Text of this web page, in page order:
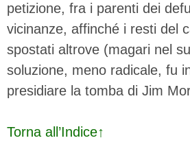
petizione, fra i parenti dei
vicinanze, affinché i resti del
spostati altrove (magari nel
soluzione, meno radicale, fu
presidiare la tomba di Jim
Torna all’Indice↑